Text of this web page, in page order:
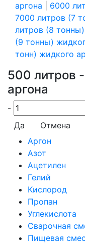
аргона
6000
7000 литров (7
литров (8
(9 тонны)
тонн) жидкого
500 литров
аргона
-
Да
Отмена
Аргон
Азот
Ацетилен
Гелий
Кислород
Пропан
Углекислота
Сварочная
Пищевая